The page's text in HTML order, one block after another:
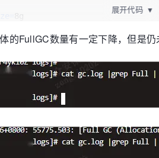
seatunnel/logs/gc
5000
展开代码 ▼
的FullGC数量有一定下降，但是